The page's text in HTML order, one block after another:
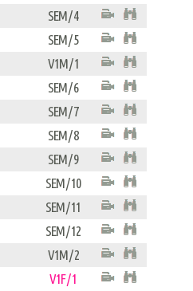
SEM / 4
SEM / 5
V1M / 1
SEM / 6
SEM / 7
SEM / 8
SEM / 9
SEM / 10
SEM / 11
SEM / 12
V1M / 2
V1F / 1